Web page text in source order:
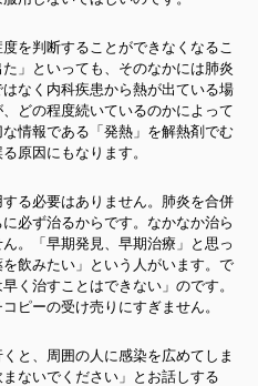
を判断することができなくなるこ
」といっても、そのなかには肺炎
なく内科疾患から熱が出ている場
どの程度続いているのかによって
情報である「発熱」を解熱剤でむ
原因にもなります。
る必要はありません。肺炎を合併
必ず治るからです。なかなか治ら
。「早期発見、早期治療」と思っ
飲みたい」という人がいます。で
く治すことはできない」のです。
ピーの受け売りにすぎません。
と、周囲の人に感染を広めてしま
ないでください」とお話しする